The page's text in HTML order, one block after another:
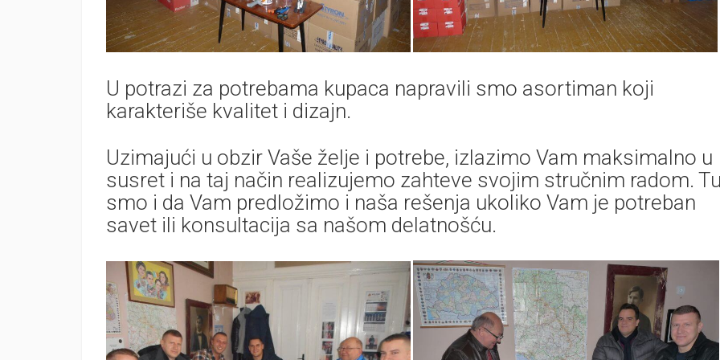
U potrazi za potrebama kupaca napravili smo asortiman koji
karakteriše kvalitet i dizajn.
Uzimajući u obzir Vaše želje i potrebe, izlazimo Vam maksimalno u
susret i na taj način realizujemo zahteve svojim stručnim radom.
smo i da Vam predložimo i naša rešenja ukoliko Vam je potreban
savet ili konsultacija sa našom delatnošću.